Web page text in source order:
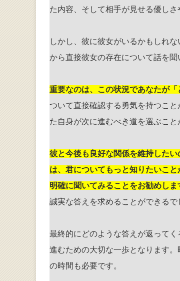
た内容、そして相手が見せる優し
しかし、彼に彼女がいるかもしれ
から直接彼女の存在について話を
重要なのは、この状況であなたが「
ついて直接確認する勇気を持つこ
た自身が次に進むべき道を選ぶこと
彼と今後も良好な関係を維持した
は、君についてもっと知りたいこ
明確に聞いてみることをお勧めしま
誠実な答えを求めることができるで
最終的にどのような答えが返って
進むための大切な一歩となります
の時間も必要です。